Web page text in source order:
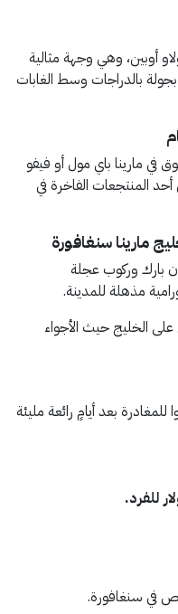
أوبين، وهي وجهة مثالية
بالدراجات وسط الغابات
في مارينا باي مول أو فيفو
المنتجعات الفاخرة في
مارينا سنغافورة
بارك وركوب عجلة
الخليج حيث الأجواء
للمغادرة بعد أيامٍ رائعة مليئة
في سنغافورة.